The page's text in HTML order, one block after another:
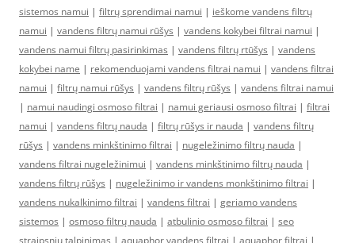
sistemos namui | filtrų sprendimai namui | ieškome vandens filtrų
namui | vandens filtrų namui rūšys | vandens kokybei filtrai namui |
vandens namui filtrų pasirinkimas | vandens filtrų rtūšys | vandens
kokybei name | rekomenduojami vandens filtrai namui | vandens filtrai
namui | filtrų namui rūšys | vandens filtrų rūšys | vandens filtrai namui
| namui naudingi osmoso filtrai | namui geriausi osmoso filtrai | filtrai
namui | vandens filtrų nauda | filtrų rūšys ir nauda | vandens filtrų
rūšys | vandens minkštinimo filtrai | nugeležinimo filtrų nauda |
vandens filtrai nugeležinimui | vandens minkštinimo filtrų nauda |
vandens filtrų rūšys | nugeležinimo ir vandens monkštinimo filtrai |
vandens nukalkinimo filtrai | vandens filtrai | geriamo vandens
sistemos | osmoso filtrų nauda | atbulinio osmoso filtrai | seo
straipsniu talpinimas | aquaphor vandens filtrai | aquaphor filtrai |